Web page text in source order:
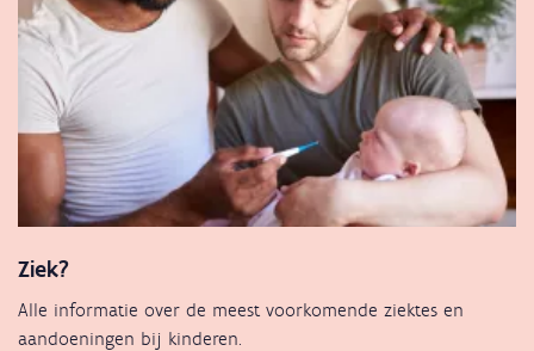
Ziek?
Alle informatie over de meest voorkomende ziektes en
aandoeningen bij kinderen.